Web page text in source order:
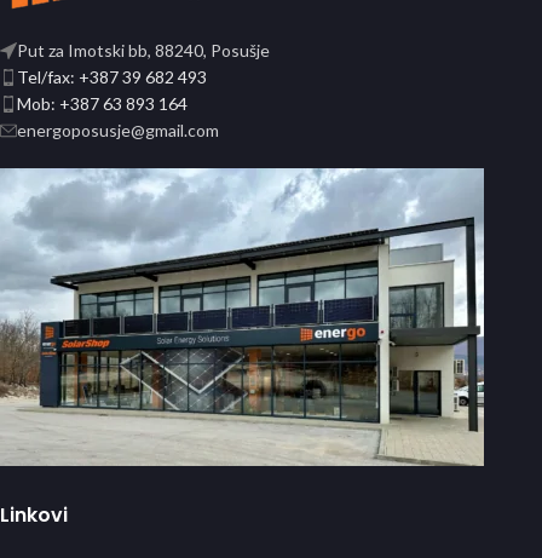
Put za Imotski bb, 88240, Posušje
Tel/fax: +387 39 682 493
Mob: +387 63 893 164
energoposusje@gmail.com
Linkovi